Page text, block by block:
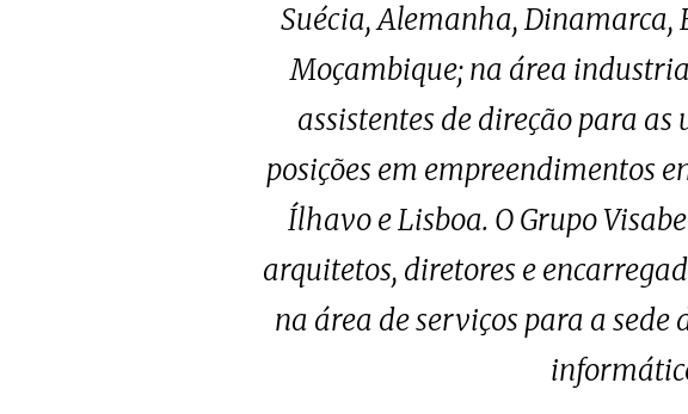
Suécia, Alemanha, Dinamarca,
Moçambique; na área
assistentes de direção para
posições em empreendimentos
Ílhavo e Lisboa. O Grupo
arquitetos, diretores e
na área de serviços para a